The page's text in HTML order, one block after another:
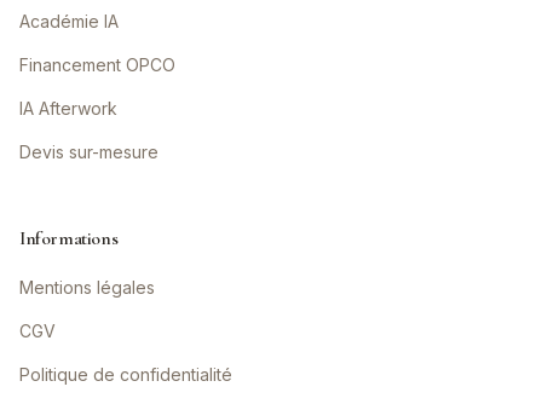
Académie IA
Financement OPCO
IA Afterwork
Devis sur-mesure
Informations
Mentions légales
CGV
Politique de confidentialité